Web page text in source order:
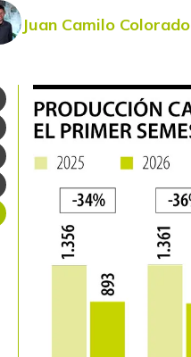
Juan Camilo Colorado